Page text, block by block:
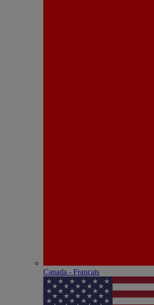
Canada - Français